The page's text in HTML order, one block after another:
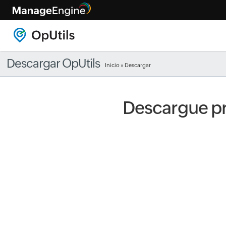
Descargar OpUtils Inicio » Descargar
Descargue